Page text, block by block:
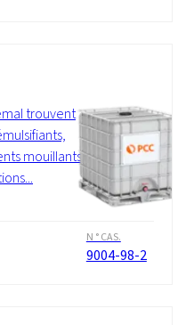
trouvent
mouillants
N ° CAS.
9004-98-2